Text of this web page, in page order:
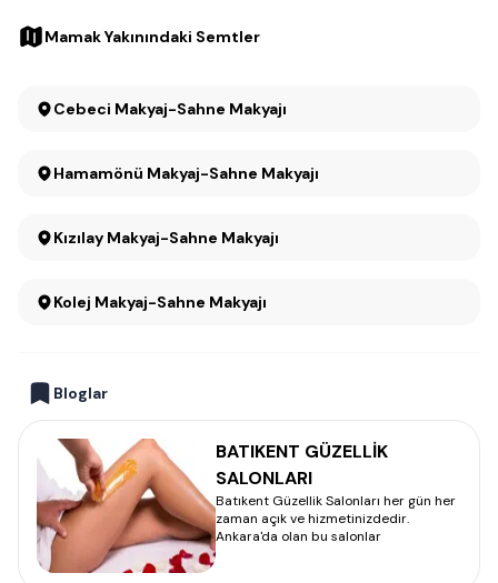
Mamak Yakınındaki Semtler
Cebeci Makyaj-Sahne Makyajı
Hamamönü Makyaj-Sahne Makyajı
Kızılay Makyaj-Sahne Makyajı
Kolej Makyaj-Sahne Makyajı
Bloglar
BATIKENT GÜZELLİK
SALONLARI
Batıkent Güzellik Salonları her gün her
zaman açık ve hizmetinizdedir.
Ankara'da olan bu salonlar